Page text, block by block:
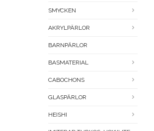
SMYCKEN
AKRYLPÄRLOR
BARNPÄRLOR
BASMATERIAL
CABOCHONS
GLASPÄRLOR
HEISHI